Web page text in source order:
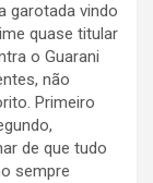
garotada vindo
quase titular
o Guarani
não
Primeiro
de que tudo
sempre